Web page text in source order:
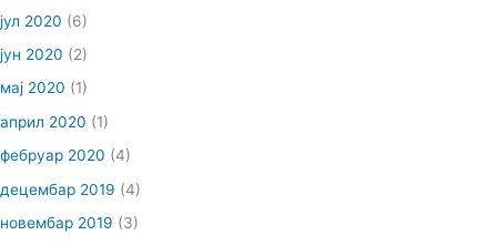
јул 2020 (6)
јун 2020 (2)
мај 2020 (1)
април 2020 (1)
фебруар 2020 (4)
децембар 2019 (4)
новембар 2019 (3)